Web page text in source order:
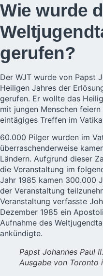
Wie wurde
gerufen?
Der WJT wurde von Papst
Heiligen Jahres der
gerufen. Er wollte das
mit jungen Menschen
eintägiges Treffen im
60.000 Pilger wurden im
überraschenderweise
Ländern. Aufgrund dieser
die Veranstaltung im
Jahr 1985 kamen 300.000
der Veranstaltung
Veranstaltung verfasste
Dezember 1985 ein
Aufnahme des
ankündigte.
Papst Johannes Paul
Ausgabe von Toronto